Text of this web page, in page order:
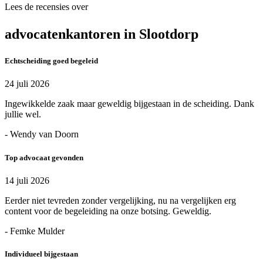
Lees de recensies over
advocatenkantoren in Slootdorp
Echtscheiding goed begeleid
24 juli 2026
Ingewikkelde zaak maar geweldig bijgestaan in de scheiding. Dank
jullie wel.
- Wendy van Doorn
Top advocaat gevonden
14 juli 2026
Eerder niet tevreden zonder vergelijking, nu na vergelijken erg
content voor de begeleiding na onze botsing. Geweldig.
- Femke Mulder
Individueel bijgestaan